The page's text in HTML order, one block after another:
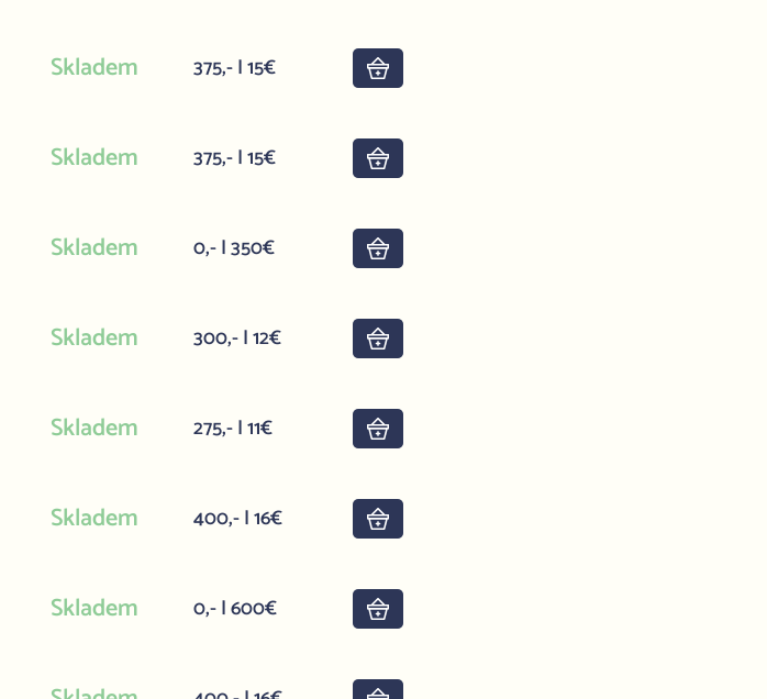
Skladem 375,- | 15€
Skladem 375,- | 15€
Skladem 0,- | 350€
Skladem 300,- | 12€
Skladem 275,- | 11€
Skladem 400,- | 16€
Skladem 0,- | 600€